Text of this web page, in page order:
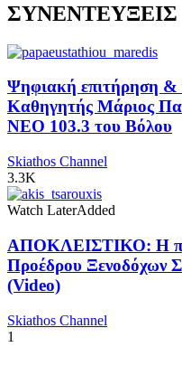
ΣΥΝΕΝΤΕΥΞΕΙΣ
Ψηφιακή επιτήρηση &
Καθηγητής Μάριος
NEO 103.3 του Βόλου
Skiathos Channel
3.3K
Watch LaterAdded
ΑΠΟΚΛΕΙΣΤΙΚΟ: Η
Προέδρου Ξενοδόχων
(Video)
Skiathos Channel
1